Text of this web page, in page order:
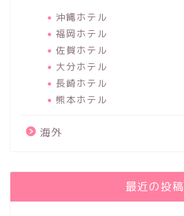
沖縄ホテル
福岡ホテル
佐賀ホテル
大分ホテル
長崎ホテル
熊本ホテル
海外
最近の投稿